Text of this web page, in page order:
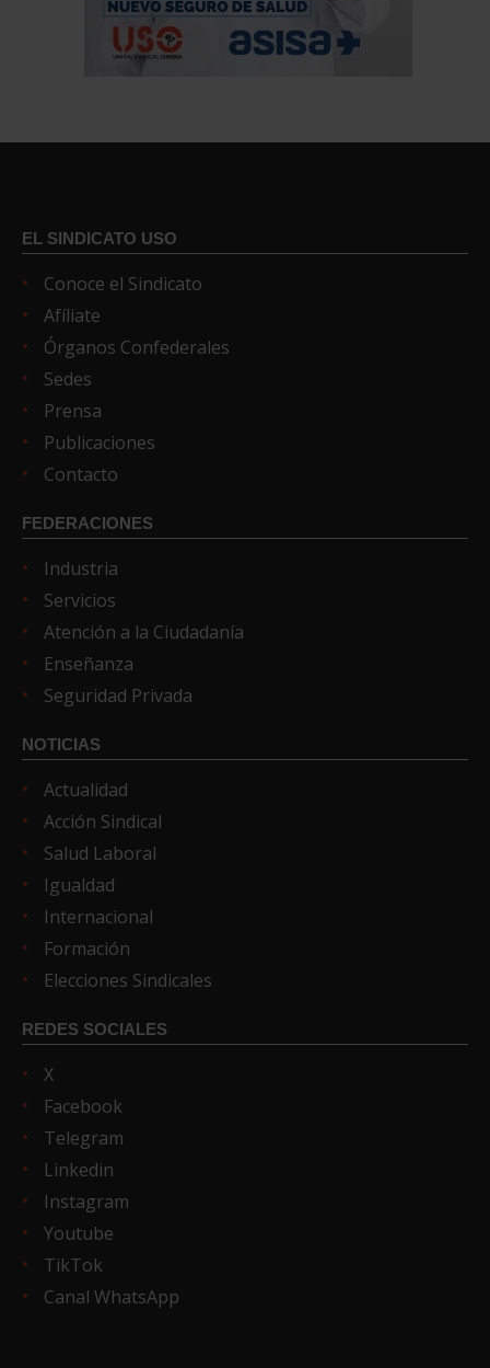
EL SINDICATO USO
Conoce el Sindicato
Afíliate
Órganos Confederales
Sedes
Prensa
Publicaciones
Contacto
FEDERACIONES
Industria
Servicios
Atención a la Ciudadanía
Enseñanza
Seguridad Privada
NOTICIAS
Actualidad
Acción Sindical
Salud Laboral
Igualdad
Internacional
Formación
Elecciones Sindicales
REDES SOCIALES
X
Facebook
Telegram
Linkedin
Instagram
Youtube
TikTok
Canal WhatsApp